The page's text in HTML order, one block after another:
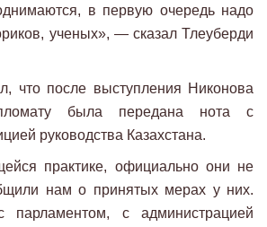
в первую очередь надо
ученых», — сказал Тлеуберди
что после выступления Никонова
была передана нота с
руководства Казахстана.
практике, официально они не
нам о принятых мерах у них.
парламентом, с администрацией